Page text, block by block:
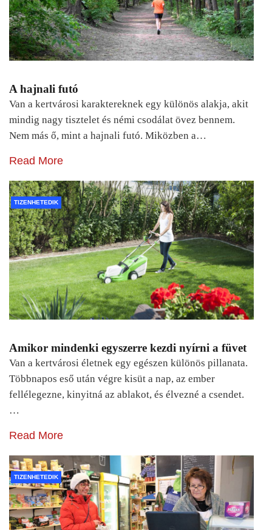
A hajnali futó
Van a kertvárosi karaktereknek egy különös alakja, akit
mindig nagy tisztelet és némi csodálat övez bennem.
Nem más ő, mint a hajnali futó. Miközben a…
Read More
TIZENHETEDIK
Amikor mindenki egyszerre kezdi nyírni a füvet
Van a kertvárosi életnek egy egészen különös pillanata.
Többnapos eső után végre kisüt a nap, az ember
fellélegezne, kinyitná az ablakot, és élvezné a csendet.
…
Read More
TIZENHETEDIK